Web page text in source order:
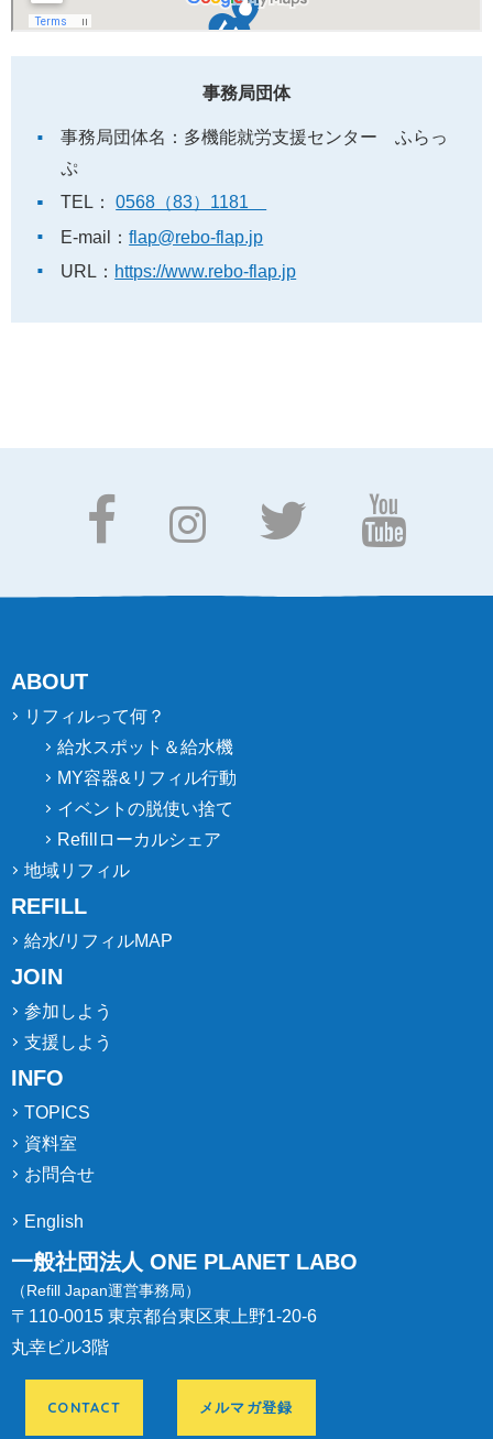
事務局団体
事務局団体名：多機能就労支援センター ふらっ
ぷ
TEL：0568（83）1181
E-mail：flap@rebo-flap.jp
URL： https://www.rebo-flap.jp
ABOUT
リフィルって何？
給水スポット＆給水機
MY容器&リフィル行動
イベントの脱使い捨て
Refillローカルシェア
地域リフィル
REFILL
給水/リフィルMAP
JOIN
参加しよう
支援しよう
INFO
TOPICS
資料室
お問合せ
English
一般社団法人 ONE PLANET LABO
（Refill Japan運営事務局）
〒110-0015 東京都台東区東上野1-20-6
丸幸ビル3階
CONTACT メルマガ登録